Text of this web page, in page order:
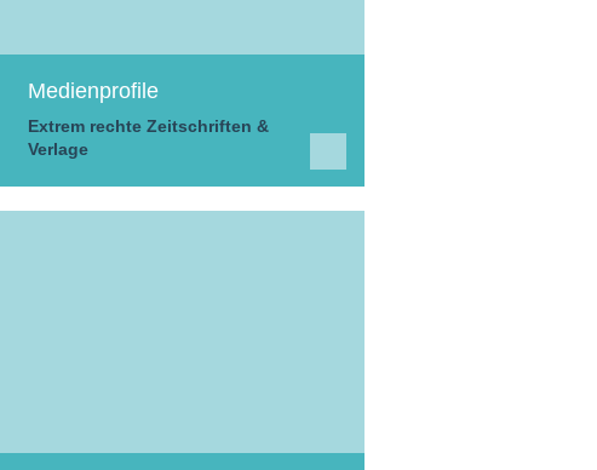
Medienprofile
Extrem rechte Zeitschriften &
Verlage